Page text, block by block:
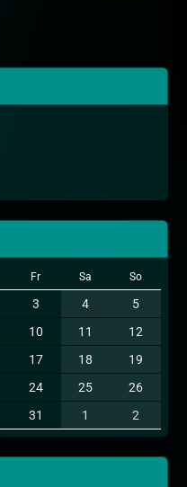
Fr Sa So
3 4
5
10 11
12
17 18
19
24 25
26
31 1 2